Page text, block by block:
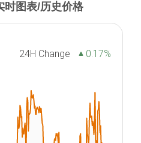
图表/历史价格
24H Change 0.17%